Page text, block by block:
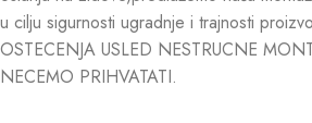
u cilju sigurnosti ugradnje i trajnosti
OSTECENJA USLED NESTRUCNE
NECEMO PRIHVATATI.